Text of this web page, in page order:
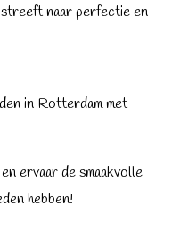
naar perfectie en
in Rotterdam met
ervaar de smaakvolle
hebben!